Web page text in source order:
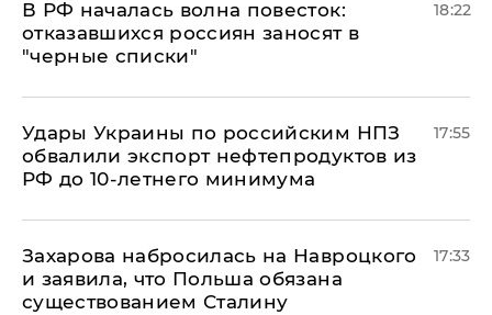
​В РФ началась волна повесток:
отказавшихся россиян заносят в
"черные списки"
18:22
Удары Украины по российским НПЗ
обвалили экспорт нефтепродуктов из
РФ до 10-летнего минимума
17:55
​Захарова набросилась на Навроцкого
и заявила, что Польша обязана
существованием Сталину
17:33